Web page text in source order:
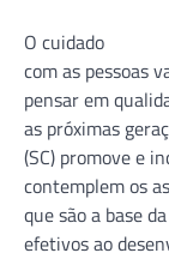
O cuidado
com as pessoas
pensar em
as próximas
(SC) promove e
contemplem os
que são a base
efetivos ao